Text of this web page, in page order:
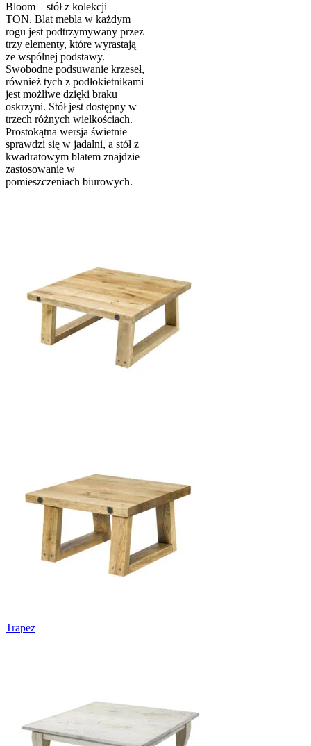
Bloom – stół z kolekcji
TON. Blat mebla w każdym
rogu jest podtrzymywany przez
trzy elementy, które wyrastają
ze wspólnej podstawy.
Swobodne podsuwanie krzeseł,
również tych z podłokietnikami
jest możliwe dzięki braku
oskrzyni. Stół jest dostępny w
trzech różnych wielkościach.
Prostokątna wersja świetnie
sprawdzi się w jadalni, a stół z
kwadratowym blatem znajdzie
zastosowanie w
pomieszczeniach biurowych.
Trapez